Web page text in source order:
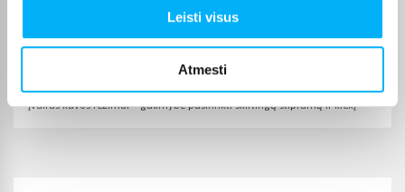
Leisti visus
Atmesti
Įvairūs kavos režimai – galimybė pasirinkti skirtingą stiprumą ir kiekį